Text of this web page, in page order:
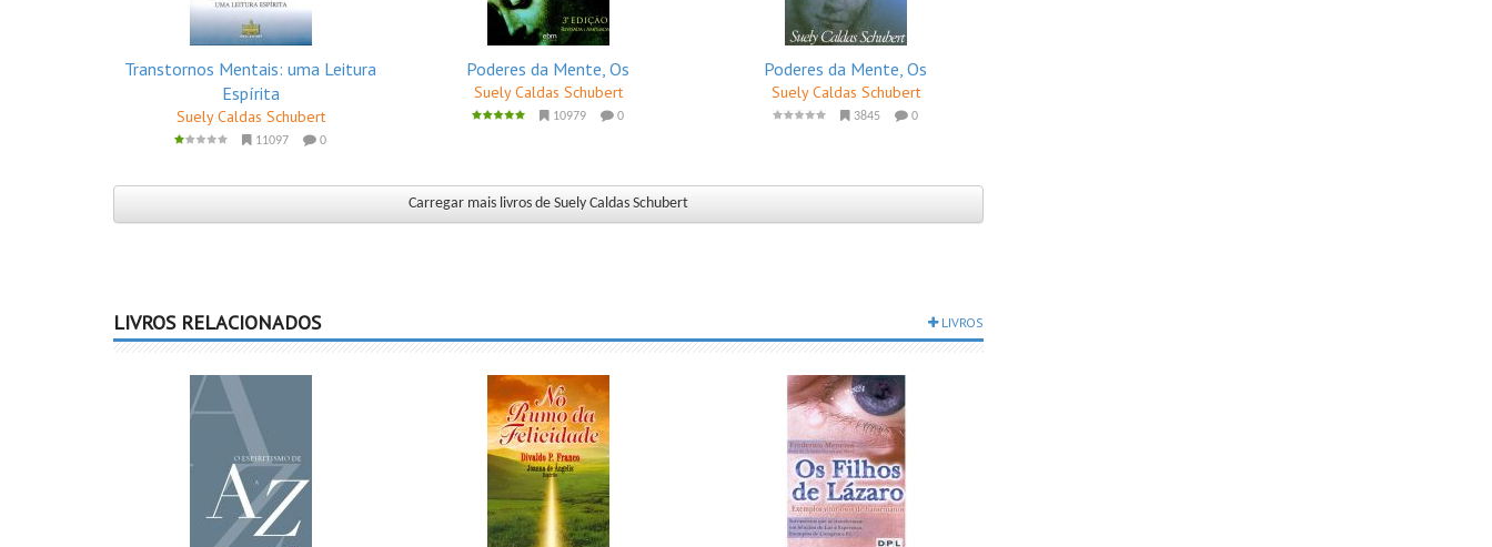
Transtornos Mentais: uma Leitura
Espírita
Suely Caldas Schubert
11097 0
Poderes da Mente, Os
Suely Caldas Schubert
10979 0
Poderes da Mente, Os
Suely Caldas Schubert
3845 0
Carregar mais livros de Suely Caldas Schubert
LIVROS RELACIONADOS LIVROS